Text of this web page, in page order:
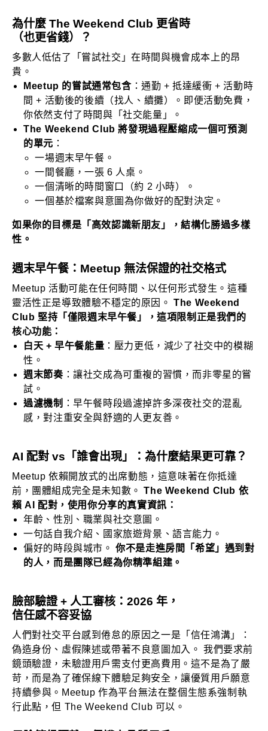
為什麼 The Weekend Club 更省時
（也更省錢）？
多數人低估了「嘗試社交」在時間與機會成本上的昂
貴。
Meetup 的嘗試通常包含：通勤 + 抵達緩衝 + 活動時
間 + 活動後的後續（找人、續攤）。即便活動免費，
你依然支付了時間與「社交能量」。
The Weekend Club 將發現過程壓縮成一個可預測
的單元 ：
一場週末早午餐。
一間餐廳，一張 6 人桌。
一個清晰的時間窗口（約 2 小時）。
一個基於檔案與意圖為你做好的配對決定。
如果你的目標是「高效認識新朋友」，結構化勝過多樣
性。
週末早午餐：Meetup 無法保證的社交格式
Meetup 活動可能在任何時間、以任何形式發生。這種
靈活性正是導致體驗不穩定的原因。The Weekend
Club 堅持「僅限週末早午餐」，這項限制正是我們的
核心功能：
白天 + 早午餐能量 ：壓力更低，減少了社交中的模糊
性。
週末節奏：讓社交成為可重複的習慣，而非零星的嘗
試。
過濾機制 ：早午餐時段過濾掉許多深夜社交的混亂
感，對注重安全與舒適的人更友善。
AI 配對 vs「誰會出現」：為什麼結果更可靠？
Meetup 依賴開放式的出席動態，這意味著在你抵達
前，團體組成完全是未知數。The Weekend Club 依
賴 AI 配對，使用你分享的真實資訊：
年齡、性別、職業與社交意圖。
一句話自我介紹、國家旅遊背景、語言能力。
偏好的時段與城市。你不是走進房間「希望」遇到對
的人，而是團隊已經為你精準組建。
臉部驗證 + 人工審核：2026 年，
信任感不容妥協
人們對社交平台感到倦怠的原因之一是「信任鴻溝」：
偽造身份、虛假陳述或帶著不良意圖加入。 我們要求前
鏡頭驗證，未驗證用戶需支付更高費用。這不是為了嚴
苛，而是為了確保線下體驗足夠安全，讓優質用戶願意
持續參與。Meetup 作為平台無法在整個生態系強制執
行此點，但 The Weekend Club 可以。